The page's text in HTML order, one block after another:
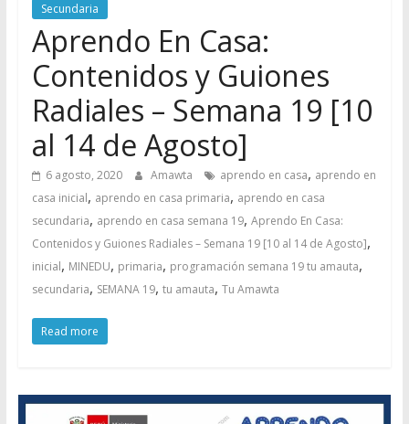
Secundaria
Aprendo En Casa:
Contenidos y Guiones
Radiales – Semana 19 [10
al 14 de Agosto]
6 agosto, 2020 Amawta aprendo en casa, aprendo en
casa inicial, aprendo en casa primaria, aprendo en casa
secundaria, aprendo en casa semana 19, Aprendo En Casa:
Contenidos y Guiones Radiales – Semana 19 [10 al 14 de Agosto],
inicial, MINEDU, primaria, programación semana 19 tu amauta,
secundaria, SEMANA 19, tu amauta, Tu Amawta
Read more